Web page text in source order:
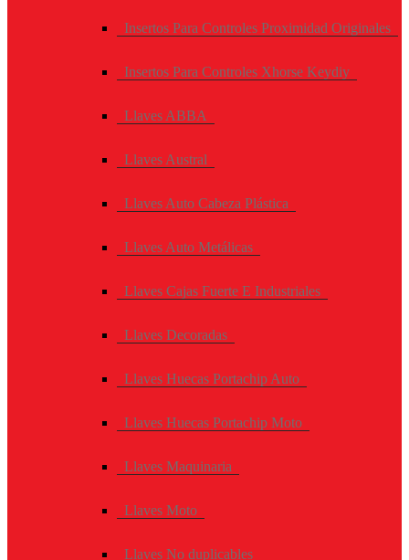
Insertos Para Controles Proximidad Originales
Insertos Para Controles Xhorse Keydiy
Llaves ABBA
Llaves Austral
Llaves Auto Cabeza Plástica
Llaves Auto Metálicas
Llaves Cajas Fuerte E Industriales
Llaves Decoradas
Llaves Huecas Portachip Auto
Llaves Huecas Portachip Moto
Llaves Maquinaria
Llaves Moto
Llaves No duplicables